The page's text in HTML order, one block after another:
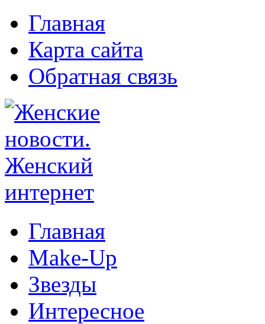
Главная
Карта сайта
Обратная связь
Главная
Make-Up
Звезды
Интересное